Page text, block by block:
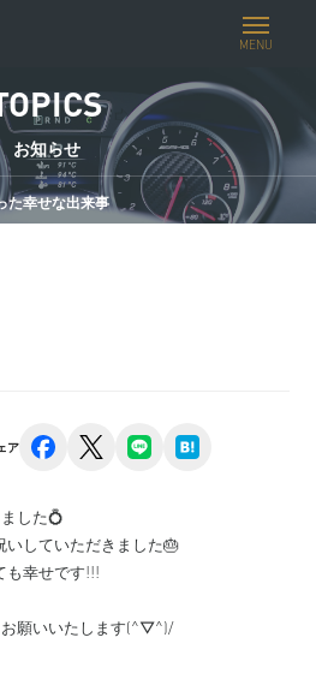
MENU
お知らせ
た幸せな出来事
ア facebook line
した💍
いしていただきました🎂
も幸せです!!!
お願いいたします(^▽^)/